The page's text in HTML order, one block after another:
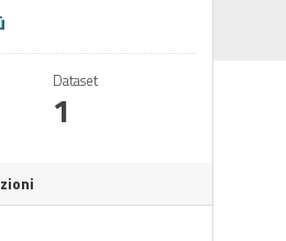
Dataset
1